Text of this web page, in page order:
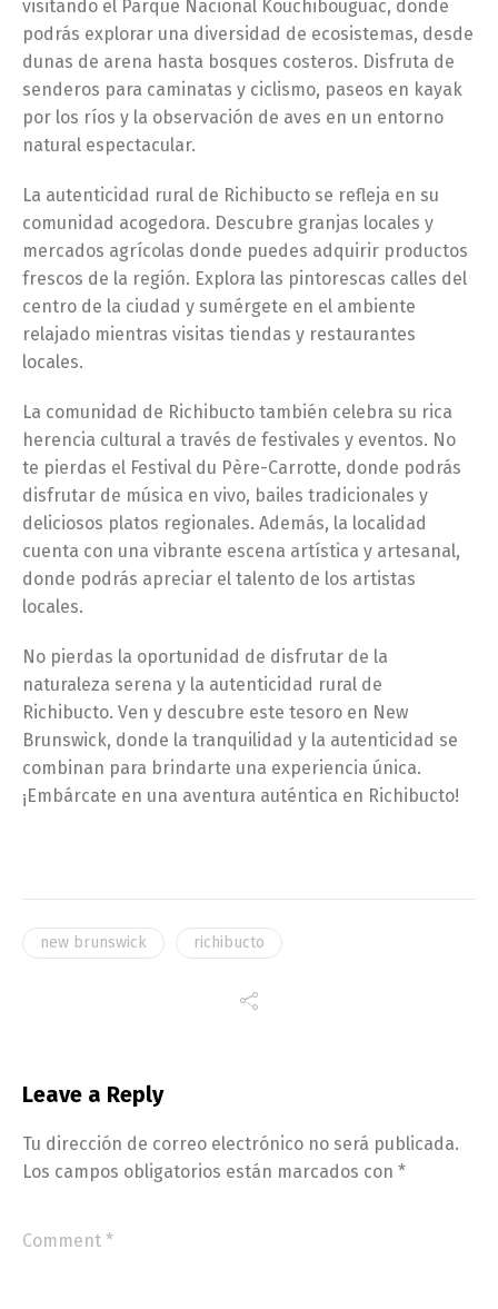
visitando el Parque Nacional Kouchibouguac, donde
podrás explorar una diversidad de ecosistemas, desde
dunas de arena hasta bosques costeros. Disfruta de
senderos para caminatas y ciclismo, paseos en kayak
por los ríos y la observación de aves en un entorno
natural espectacular.
La autenticidad rural de Richibucto se refleja en su
comunidad acogedora. Descubre granjas locales y
mercados agrícolas donde puedes adquirir productos
frescos de la región. Explora las pintorescas calles del
centro de la ciudad y sumérgete en el ambiente
relajado mientras visitas tiendas y restaurantes
locales.
La comunidad de Richibucto también celebra su rica
herencia cultural a través de festivales y eventos. No
te pierdas el Festival du Père-Carrotte, donde podrás
disfrutar de música en vivo, bailes tradicionales y
deliciosos platos regionales. Además, la localidad
cuenta con una vibrante escena artística y artesanal,
donde podrás apreciar el talento de los artistas
locales.
No pierdas la oportunidad de disfrutar de la
naturaleza serena y la autenticidad rural de
Richibucto. Ven y descubre este tesoro en New
Brunswick, donde la tranquilidad y la autenticidad se
combinan para brindarte una experiencia única.
¡Embárcate en una aventura auténtica en Richibucto!
new brunswick richibucto
Leave a Reply
Tu dirección de correo electrónico no será publicada.
Los campos obligatorios están marcados con *